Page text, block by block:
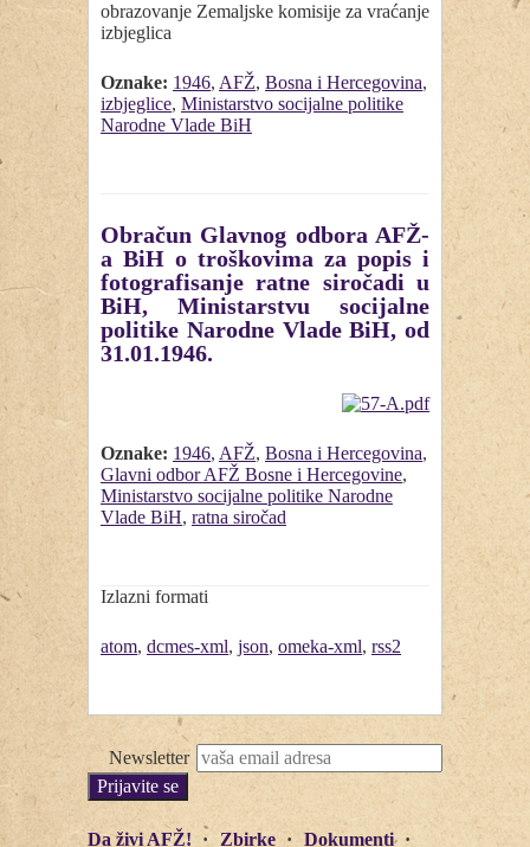
obrazovanje Zemaljske komisije za vraćanje
izbjeglica
Oznake: 1946, AFŽ, Bosna i Hercegovina,
izbjeglice, Ministarstvo socijalne politike
Narodne Vlade BiH
Obračun Glavnog odbora AFŽ-
a BiH o troškovima za popis i
fotografisanje ratne siročadi u
BiH, Ministarstvu socijalne
politike Narodne Vlade BiH, od
31.01.1946.
Oznake: 1946, AFŽ, Bosna i Hercegovina,
Glavni odbor AFŽ Bosne i Hercegovine,
Ministarstvo socijalne politike Narodne
Vlade BiH, ratna siročad
Izlazni formati
atom, dcmes-xml, json, omeka-xml, rss2
Newsletter
Da živi AFŽ! Zbirke Dokumenti